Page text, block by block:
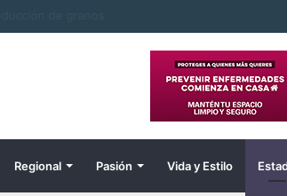
Regional Pasión Vida y Estilo